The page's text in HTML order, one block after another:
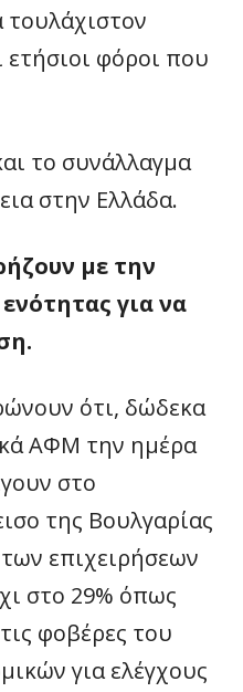
τουλάχιστον
ετήσιοι φόροι που
το συνάλλαγμα
στην Ελλάδα.
με την
για να
ότι, δώδεκα
ΑΦΜ την ημέρα
στο
της Βουλγαρίας
επιχειρήσεων
στο 29% όπως
φοβέρες του
για ελέγχους